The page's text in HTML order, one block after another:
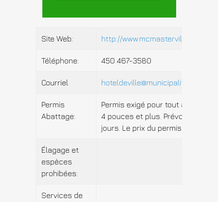
Site Web: http://www.mcmasterville.ca
Téléphone: 450 467-3580
Courriel
Permis
Abattage:
Permis exigé pour tout arbre de
4 pouces et plus. Prévoir un
jours. Le prix du permis est de
Élagage et
espèces
prohibées:
Services de